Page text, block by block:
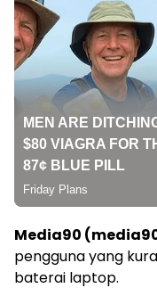
Media90
pengguna yang
baterai laptop.